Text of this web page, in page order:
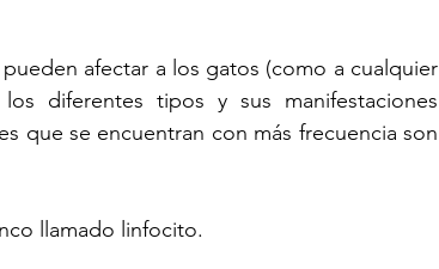
afectar a los gatos (como a cualquier
diferentes tipos y sus manifestaciones
que se encuentran con más frecuencia son
llamado linfocito.